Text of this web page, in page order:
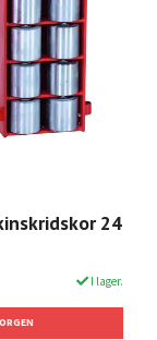
24
I lager.